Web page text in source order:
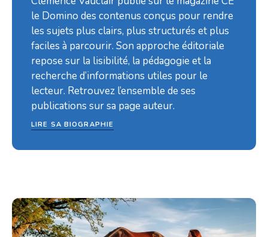
le Domino des contenus conçus pour rendre
les sujets plus clairs, plus structurés et plus
faciles à parcourir. Son approche éditoriale
repose sur la lisibilité, la pédagogie et la
recherche d’informations utiles pour le
lecteur. Retrouvez l’ensemble de ses
publications sur sa page auteur.
LIRE SA BIOGRAPHIE